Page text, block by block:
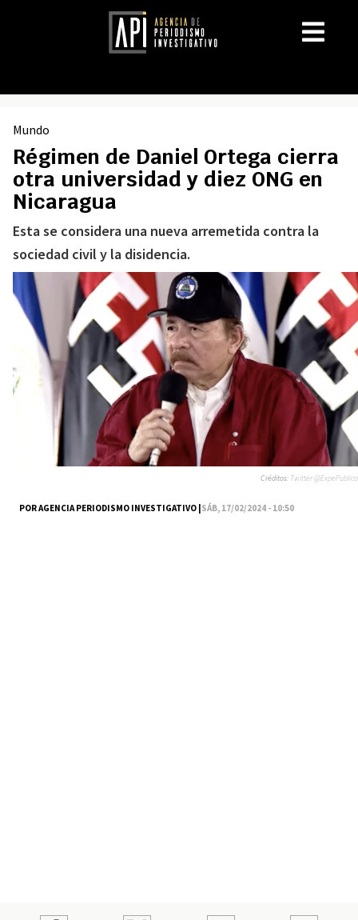
Mundo
Régimen de Daniel Ortega cierra
otra universidad y diez ONG en
Nicaragua
Esta se considera una nueva arremetida contra la
sociedad civil y la disidencia.
POR AGENCIA PERIODISMO INVESTIGATIVO |SÁB, 17/02/2024 - 10:50
Créditos: Twitter @ExpePublico